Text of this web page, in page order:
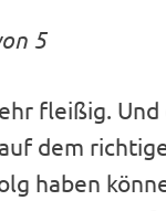
5
fleißig. Und
dem
haben